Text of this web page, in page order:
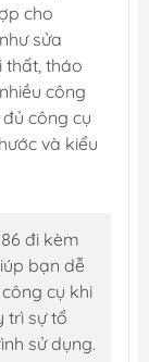
cho
sửa
thất, tháo
công
công cụ
và kiểu
đi kèm
bạn dễ
cụ khi
trì sự tổ
sử dụng.